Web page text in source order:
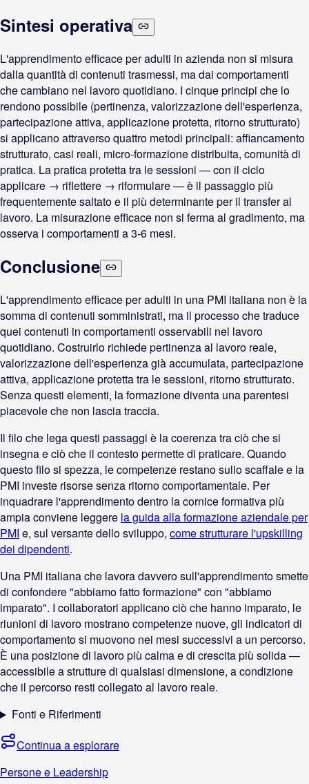
Sintesi operativa
L'apprendimento efficace per adulti in azienda non si misura
dalla quantità di contenuti trasmessi, ma dai comportamenti
che cambiano nel lavoro quotidiano. I cinque principi che lo
rendono possibile (pertinenza, valorizzazione dell'esperienza,
partecipazione attiva, applicazione protetta, ritorno strutturato)
si applicano attraverso quattro metodi principali: affiancamento
strutturato, casi reali, micro-formazione distribuita, comunità di
pratica. La pratica protetta tra le sessioni — con il ciclo
applicare → riflettere → riformulare — è il passaggio più
frequentemente saltato e il più determinante per il transfer al
lavoro. La misurazione efficace non si ferma al gradimento, ma
osserva i comportamenti a 3-6 mesi.
Conclusione
L'apprendimento efficace per adulti in una PMI italiana non è la
somma di contenuti somministrati, ma il processo che traduce
quei contenuti in comportamenti osservabili nel lavoro
quotidiano. Costruirlo richiede pertinenza al lavoro reale,
valorizzazione dell'esperienza già accumulata, partecipazione
attiva, applicazione protetta tra le sessioni, ritorno strutturato.
Senza questi elementi, la formazione diventa una parentesi
piacevole che non lascia traccia.
Il filo che lega questi passaggi è la coerenza tra ciò che si
insegna e ciò che il contesto permette di praticare. Quando
questo filo si spezza, le competenze restano sullo scaffale e la
PMI investe risorse senza ritorno comportamentale. Per
inquadrare l'apprendimento dentro la cornice formativa più
ampia conviene leggere la guida alla formazione aziendale per
PMI e, sul versante dello sviluppo, come strutturare l'upskilling
dei dipendenti.
Una PMI italiana che lavora davvero sull'apprendimento smette
di confondere "abbiamo fatto formazione" con "abbiamo
imparato". I collaboratori applicano ciò che hanno imparato, le
riunioni di lavoro mostrano competenze nuove, gli indicatori di
comportamento si muovono nei mesi successivi a un percorso.
È una posizione di lavoro più calma e di crescita più solida —
accessibile a strutture di qualsiasi dimensione, a condizione
che il percorso resti collegato al lavoro reale.
Fonti e Riferimenti
Continua a esplorare
Persone e Leadership